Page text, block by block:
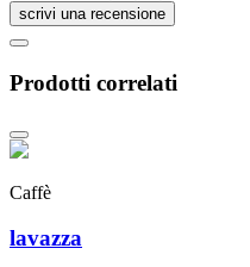
scrivi una recensione
Prodotti correlati
Caffè
lavazza